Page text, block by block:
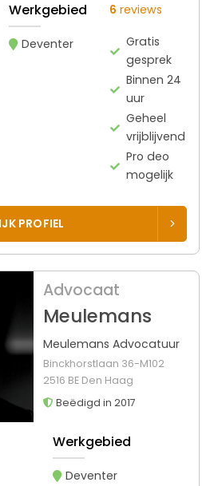
Werkgebied
Deventer
6 reviews
Gratis
gesprek
Binnen 24
uur
Geheel
vrijblijvend
Pro deo
mogelijk
PROFIEL
Advocaat
Meulemans
Meulemans Advocatuur
Binckhorstlaan 36-M102
2516 BE Den Haag
Beëdigd in 2017
Werkgebied
Deventer